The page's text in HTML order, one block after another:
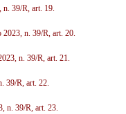
n. 39/R, art. 19.
2023, n. 39/R, art. 20.
n. 39/R, art. 21.
39/R, art. 22.
n. 39/R, art. 23.